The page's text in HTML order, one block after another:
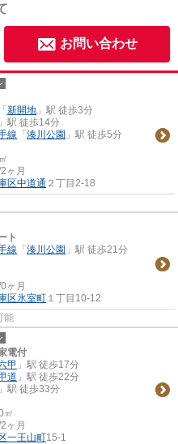
お問い合わせ
「 新開地 」駅 徒歩3分
」駅 徒歩14分
線 「 湊川公園 」駅 徒歩5分
ヶ月
区中道通 ２丁目2-18
ト
線 「 湊川公園 」駅 徒歩21分
ヶ月
区氷室町 １丁目10-12
能
電付
甲 」駅 徒歩17分
道 」駅 徒歩22分
」駅 徒歩33分
㎡
ヶ月
一王山町15-1